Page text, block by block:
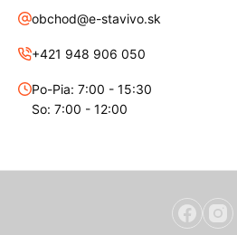
obchod@e-stavivo.sk
+421 948 906 050
Po-Pia: 7:00 - 15:30
So: 7:00 - 12:00